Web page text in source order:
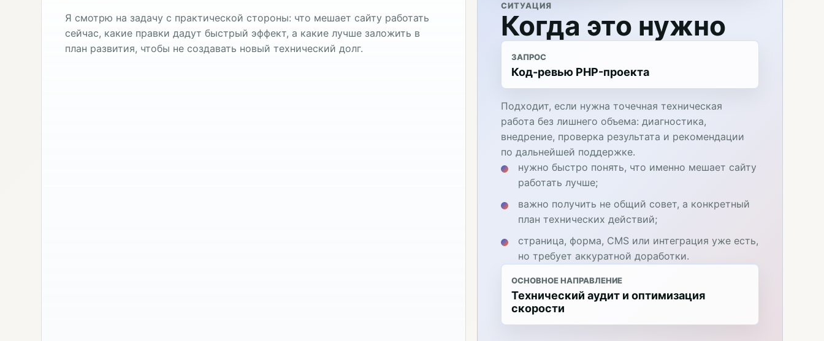
Я смотрю на задачу с практической стороны: что мешает сайту работать
сейчас, какие правки дадут быстрый эффект, а какие лучше заложить в
план развития, чтобы не создавать новый технический долг.
СИТУАЦИЯ
Когда это нужно
ЗАПРОС
Код-ревью PHP-проекта
Подходит, если нужна точечная техническая
работа без лишнего объема: диагностика,
внедрение, проверка результата и рекомендации
по дальнейшей поддержке.
нужно быстро понять, что именно мешает сайту
работать лучше;
важно получить не общий совет, а конкретный
план технических действий;
страница, форма, CMS или интеграция уже есть,
но требует аккуратной доработки.
ОСНОВНОЕ НАПРАВЛЕНИЕ
Технический аудит и оптимизация
скорости